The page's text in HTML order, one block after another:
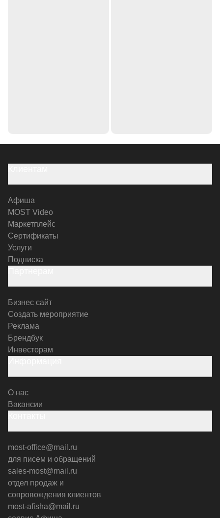
Афиша
MOST Video
Маркетплейс
Сертификаты
Услуги
Подписка
Бизнес сайт
Создать мероприятие
Реклама
Брендбук
Инвесторам
О нас
Вакансии
most-office@mail.ru
для писем и обращений
sales-most@mail.ru
отдел продаж и
сопровождения клиентов
most-afisha@mail.ru